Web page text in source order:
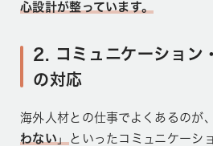
心設計が整っています。
2. コミュニケーション
の対応
海外人材との仕事でよくあるのが、
わない 」
といったコミュニケーシ